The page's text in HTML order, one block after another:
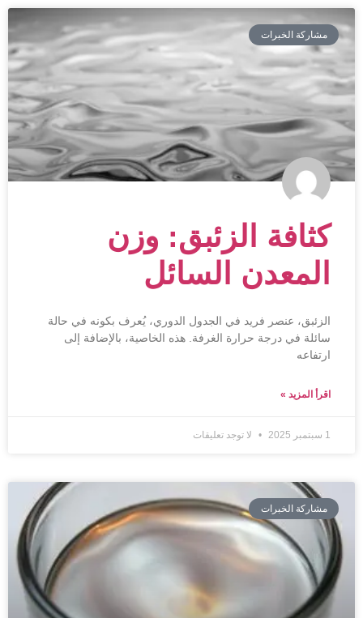
مشاركة الخبرات
كثافة الزئبق: وزن
المعدن السائل
الزئبق، عنصر فريد في الجدول الدوري، يُعرف بكونه في حالة
سائلة في درجة حرارة الغرفة. هذه الخاصية، بالإضافة إلى
ارتفاعه
اقرأ المزيد »
1 سبتمبر 2025 لا توجد تعليقات
مشاركة الخبرات